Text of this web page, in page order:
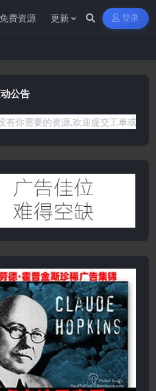
免费资源 更新 登录
公告
资源,欢迎提交工单或是添加客服微